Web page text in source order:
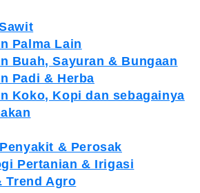
Palma Lain
Buah, Sayuran & Bungaan
Padi & Herba
Koko, Kopi dan sebagainya
& Perosak
Pertanian & Irigasi
Trend Agro